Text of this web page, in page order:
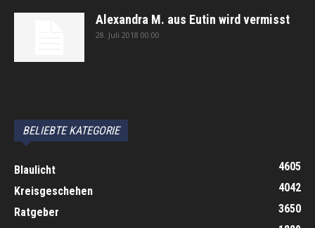
Alexandra M. aus Eutin wird vermisst
28. Juli 2018 00:00
BELIEBTE KATEGORIE
Blaulicht
4605
Kreisgeschehen
4042
Ratgeber
3650